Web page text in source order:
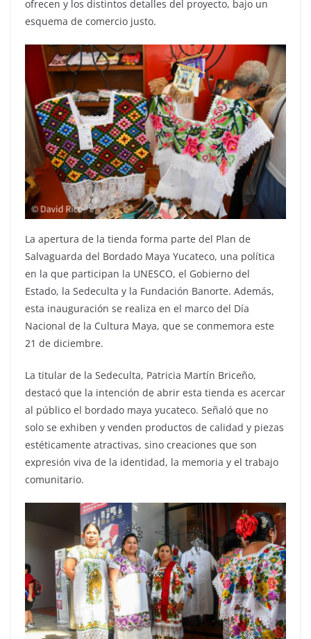
ofrecen y los distintos detalles del proyecto, bajo un
esquema de comercio justo.
La apertura de la tienda forma parte del Plan de
Salvaguarda del Bordado Maya Yucateco, una política
en la que participan la UNESCO, el Gobierno del
Estado, la Sedeculta y la Fundación Banorte. Además,
esta inauguración se realiza en el marco del Día
Nacional de la Cultura Maya, que se conmemora este
21 de diciembre.
La titular de la Sedeculta, Patricia Martín Briceño,
destacó que la intención de abrir esta tienda es acercar
al público el bordado maya yucateco. Señaló que no
solo se exhiben y venden productos de calidad y piezas
estéticamente atractivas, sino creaciones que son
expresión viva de la identidad, la memoria y el trabajo
comunitario.